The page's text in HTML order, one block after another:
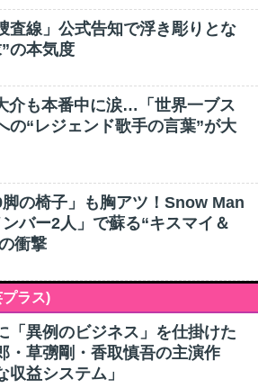
査線」公式告知で浮き彫りとな
の本気度
介も本番中に涙…「世界一ブス
の“レジェンド歌手の言葉”が大
の椅子」も胸アツ！Snow Man
バー2人」で蘇る“キスマイ＆
衝撃
ラス)
「異例のビジネス」を仕掛けた
・草彅剛・香取慎吾の主演作
収益システム」